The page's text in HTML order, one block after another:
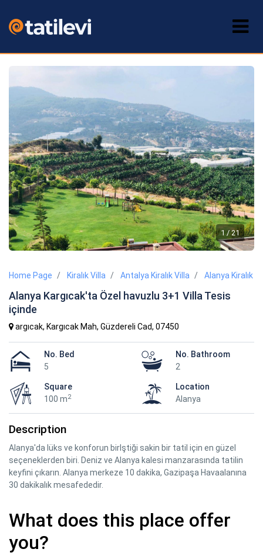
1 / 21
Home Page Kiralık Villa Antalya Kiralık Villa Alanya Kiralık
Alanya Kargıcak'ta Özel havuzlu 3+1 Villa Tesis
içinde
argıcak, Kargıcak Mah, Güzdereli Cad, 07450
No. Bed
5
No. Bathroom
2
Square
100 m2
Location
Alanya
Description
Alanya'da lüks ve konforun birlştiği sakin bir tatil için en güzel
seçeneklerden biri. Deniz ve Alanya kalesi manzarasında tatilin
keyfini çıkarın. Alanya merkeze 10 dakika, Gazipaşa Havaalanına
30 dakikalık mesafededir.
What does this place offer
you?